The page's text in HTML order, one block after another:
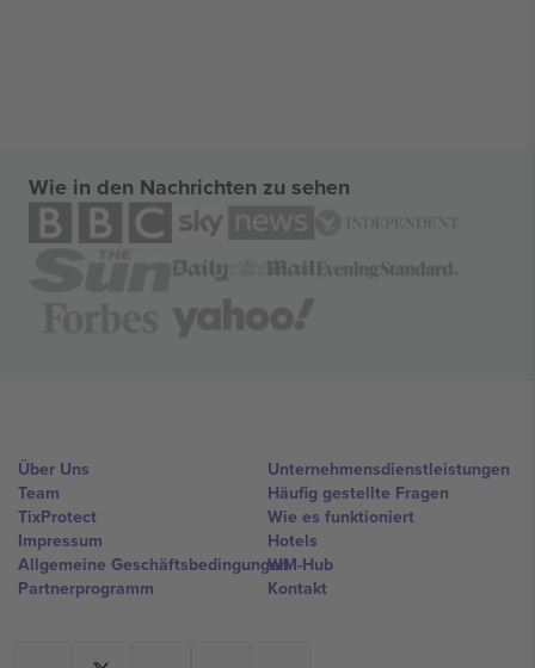
Wie in den Nachrichten zu sehen
Über Uns
Team
TixProtect
Impressum
Allgemeine Geschäftsbedingungen
Partnerprogramm
Unternehmensdienstleistungen
Häufig gestellte Fragen
Wie es funktioniert
Hotels
WM-Hub
Kontakt